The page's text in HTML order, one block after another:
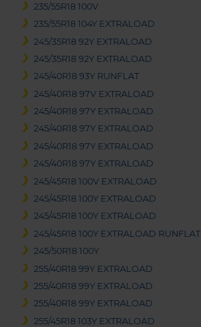
235/55R18 100V
235/55R18 104Y EXTRALOAD
245/35R18 92Y EXTRALOAD
245/35R18 92Y EXTRALOAD
245/40R18 93Y RUNFLAT
245/40R18 97V EXTRALOAD
245/40R18 97Y EXTRALOAD
245/40R18 97Y EXTRALOAD
245/40R18 97Y EXTRALOAD
245/40R18 97Y EXTRALOAD
245/45R18 100V EXTRALOAD
245/45R18 100Y EXTRALOAD
245/45R18 100Y EXTRALOAD
245/45R18 100Y EXTRALOAD RUNFLAT
245/50R18 100Y
255/40R18 99Y EXTRALOAD
255/40R18 99Y EXTRALOAD
255/40R18 99Y EXTRALOAD
255/45R18 103Y EXTRALOAD